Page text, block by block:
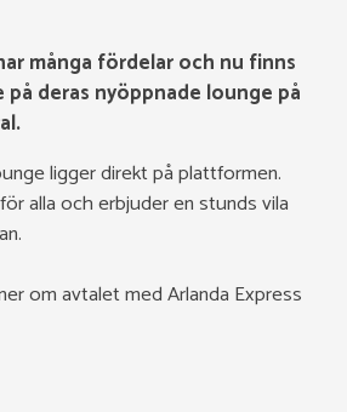
många fördelar och nu finns
deras nyöppnade lounge på
ligger direkt på plattformen.
alla och erbjuder en stunds vila
om avtalet med Arlanda Express